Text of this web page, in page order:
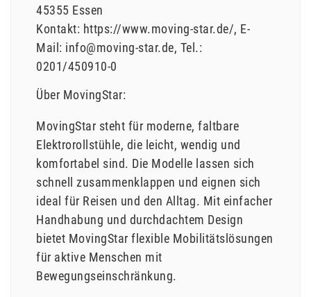
45355 Essen
Kontakt: https://www.moving-star.de/ E-
Mail: info@moving-star.de Tel.:
0201/450910-0
Über MovingStar:
MovingStar steht für moderne, faltbare
Elektrorollstühle, die leicht, wendig und
komfortabel sind. Die Modelle lassen sich
schnell zusammenklappen und eignen sich
ideal für Reisen und den Alltag. Mit einfacher
Handhabung und durchdachtem Design
bietet MovingStar flexible Mobilitätslösungen
für aktive Menschen mit
Bewegungseinschränkung.